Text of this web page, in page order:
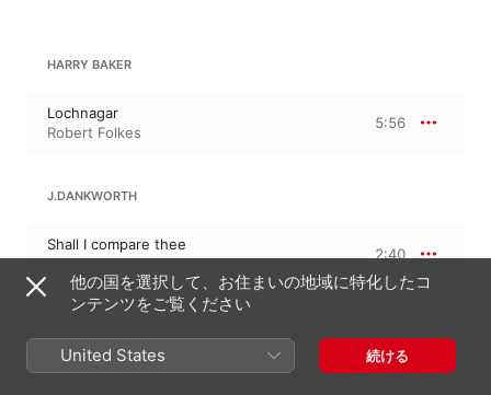
HARRY BAKER
Lochnagar
Robert Folkes
5:56
J.DANKWORTH
Shall I compare thee
Robert Folkes、Alexander Maynard
2:40
Someone to Watch
他の国を選択して、お住まいの地域に特化したコ
ンテンツをご覧ください
United States 続ける